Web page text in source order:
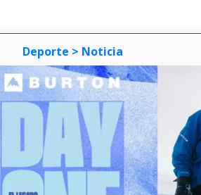
Deporte > Noticia